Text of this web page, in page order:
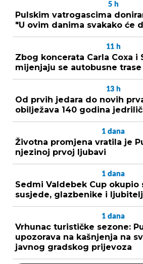
5 h
Pulskim vatrogascima
"U ovim danima svakako će
11 h
Zbog koncerata Carla Coxa i
mijenjaju se autobusne
13 h
Od prvih jedara do novih
obilježava 140 godina
1 dana
Životna promjena vratila je
njezinoj prvoj ljubavi
1 dana
Sedmi Valdebek Cup okupio
susjede, glazbenike i
1 dana
Vrhunac turističke sezone:
upozorava na kašnjenja na
javnog gradskog prijevoza